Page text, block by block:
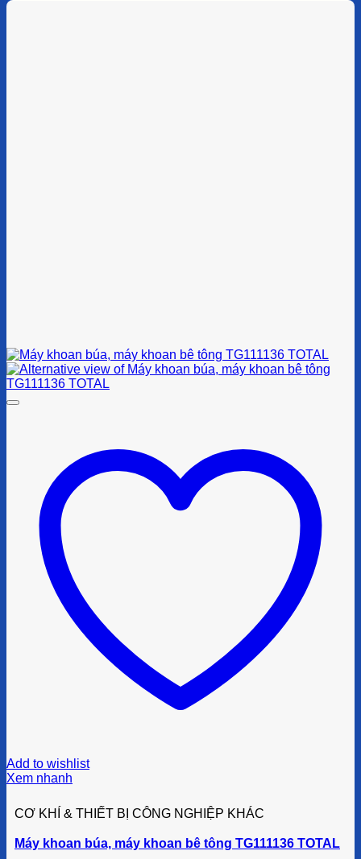
Add to wishlist
Xem nhanh
CƠ KHÍ & THIẾT BỊ CÔNG NGHIỆP KHÁC
Máy khoan búa, máy khoan bê tông TG111136 TOTAL